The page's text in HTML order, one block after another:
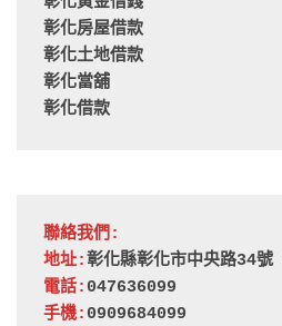
彰化房屋借款
彰化土地借款
彰化當舖
彰化借款
聯絡我們:
地址:彰化縣彰化市中央路34號
電話: 047636099
手機: 0909684099